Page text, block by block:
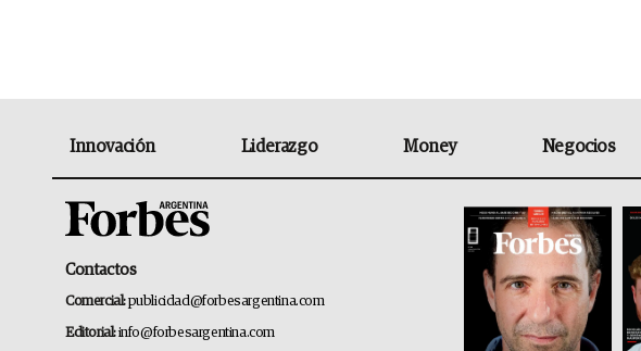
Innovación Liderazgo Money Negocios
Contactos
Comercial:publicidad@forbesargentina.com
Editorial:info@forbesargentina.com